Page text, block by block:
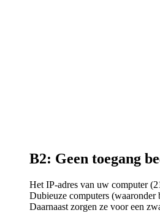
B2: Geen toegang
Het IP-adres van uw computer
Dubieuze computers (waaronder
Daarnaast zorgen ze voor een